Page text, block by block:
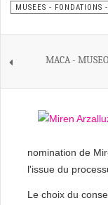
MUSEES - FONDATIONS
MACA -
nomination de
l'issue du
Le choix du